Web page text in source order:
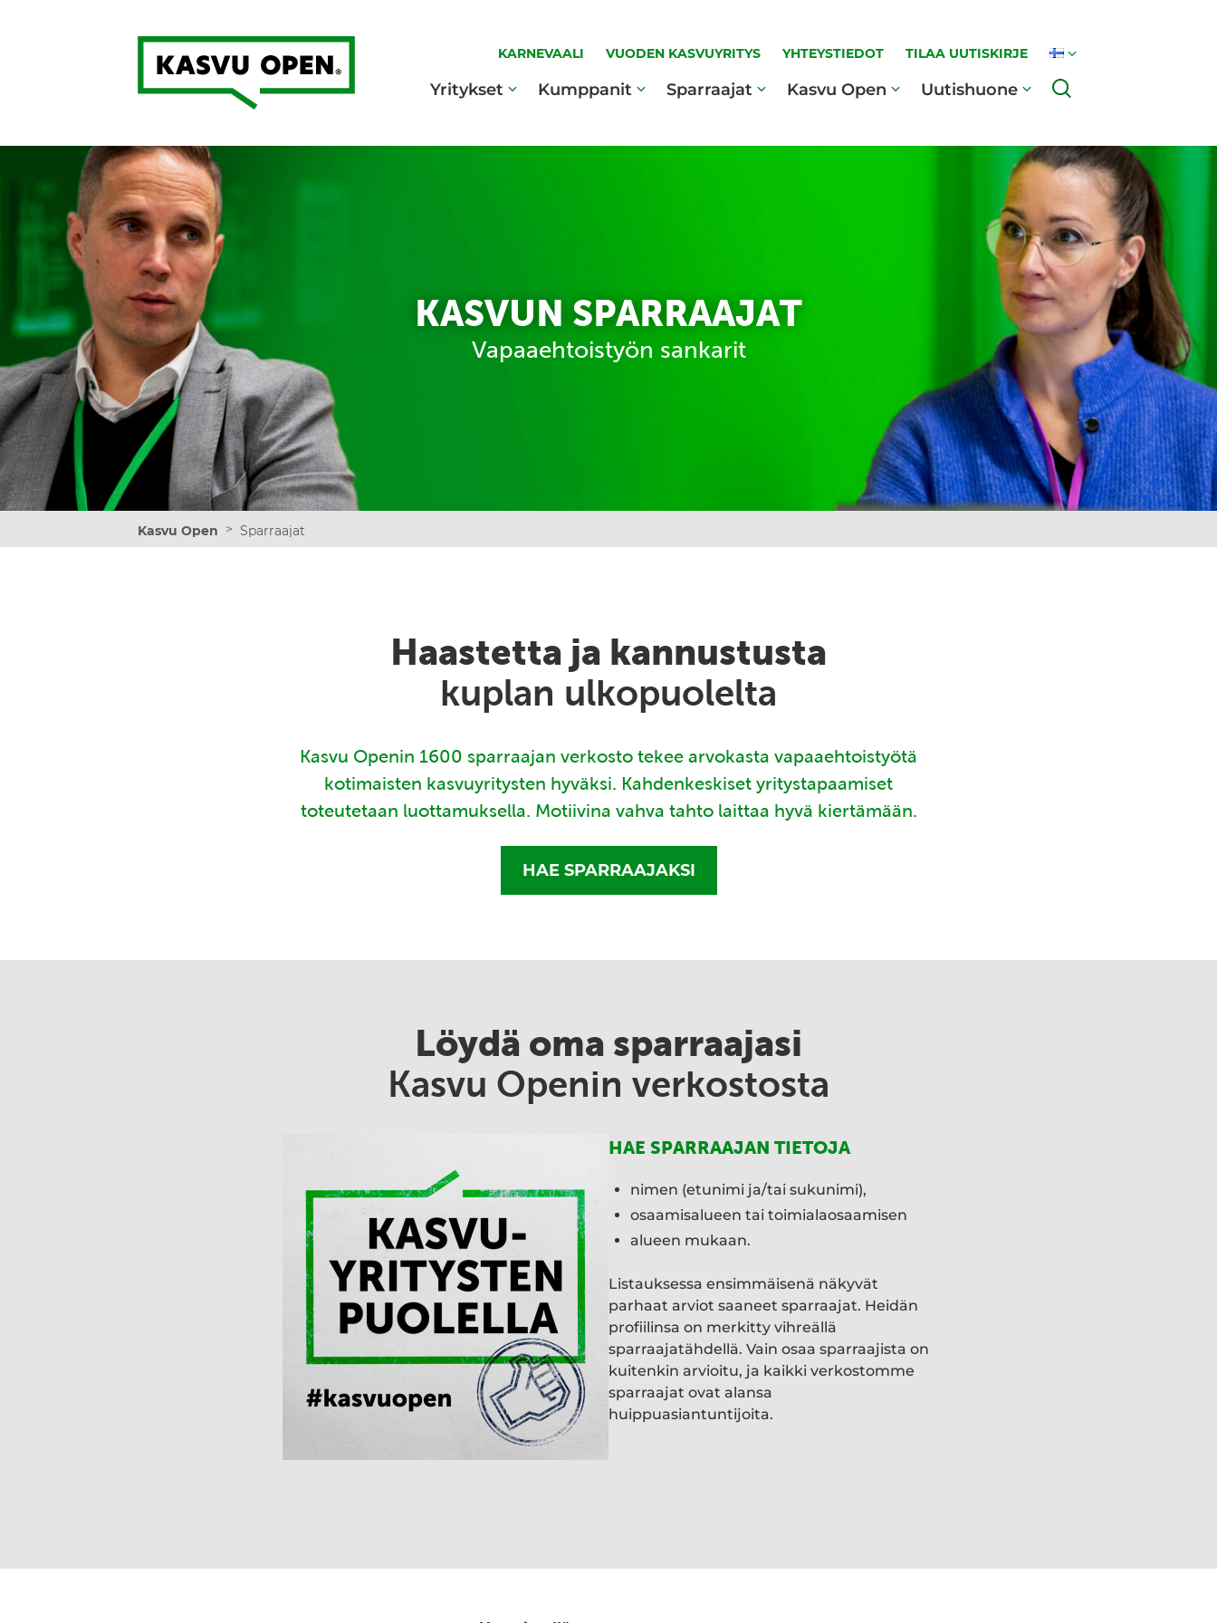
Kasvu Open
KARNEVAALI VUODEN KASVUYRITYS YHTEYSTIEDOT TILAA UUTISKIRJE
Yritykset Kumppanit Sparraajat Kasvu Open Uutishuone
KASVUN SPARRAAJAT
Vapaaehtoistyön sankarit
Kasvu Open > Sparraajat
Haastetta ja kannustusta
kuplan ulkopuolelta
Kasvu Openin 1600 sparraajan verkosto tekee arvokasta vapaaehtoistyötä
kotimaisten kasvuyritysten hyväksi. Kahdenkeskiset yritystapaamiset
toteutetaan luottamuksella. Motiivina vahva tahto laittaa hyvä kiertämään.
HAE SPARRAAJAKSI
Löydä oma sparraajasi
Kasvu Openin verkostosta
HAE SPARRAAJAN TIETOJA
nimen (etunimi ja/tai sukunimi),
osaamisalueen tai toimialaosaamisen
alueen mukaan.
Listauksessa ensimmäisenä näkyvät
parhaat arviot saaneet sparraajat. Heidän
profiilinsa on merkitty vihreällä
sparraajatähdellä. Vain osaa sparraajista on
kuitenkin arvioitu, ja kaikki verkostomme
sparraajat ovat alansa
huippuasiantuntijoita.